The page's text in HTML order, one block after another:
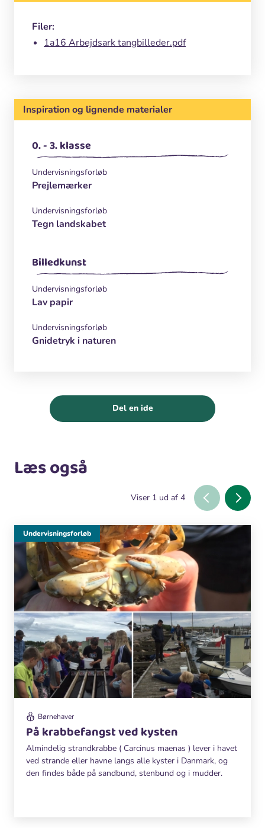
Filer:
1a16 Arbejdsark tangbilleder.pdf
Inspiration og lignende materialer
0. - 3. klasse
Undervisningsforløb
Prejlemærker
Undervisningsforløb
Tegn landskabet
Billedkunst
Undervisningsforløb
Lav papir
Undervisningsforløb
Gnidetryk i naturen
Del en ide
Læs også
Viser 1 ud af 4
Børnehaver
På krabbefangst ved kysten
Almindelig strandkrabbe ( Carcinus maenas ) lever i havet
ved strande eller havne langs alle kyster i Danmark, og
den findes både på sandbund, stenbund og i mudder.
Undervisningsforløb